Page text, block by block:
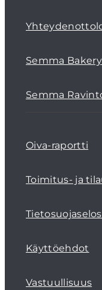
Semma
Semma
Oiva-raportti
Toimitus- ja
Käyttöehdot
Vastuullisuus